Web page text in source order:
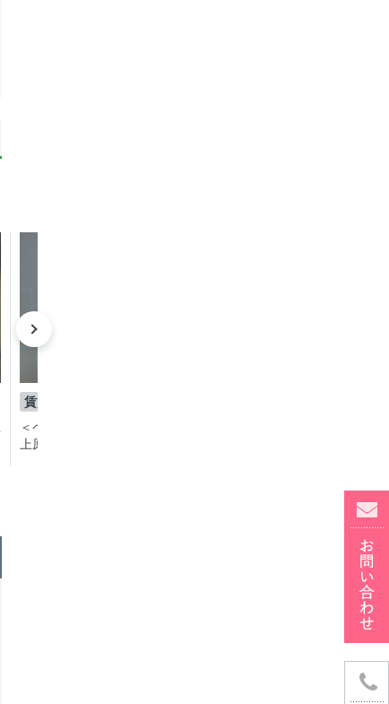
賃貸
＜ペットとオシャレな暮らし＞代々木
上原のメゾネットデザイナーズ賃貸マ